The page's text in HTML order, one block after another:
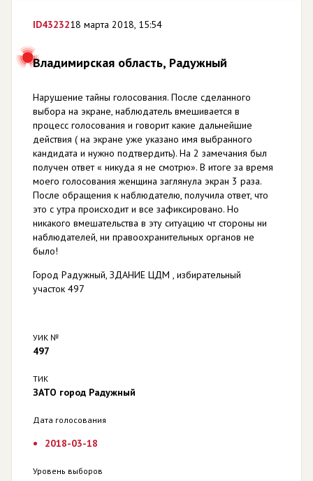
ID4323218 марта 2018, 15:54
Владимирская область, Радужный
Нарушение тайны голосования. После сделанного
выбора на экране, наблюдатель вмешивается в
процесс голосования и говорит какие дальнейшие
действия ( на экране уже указано имя выбранного
кандидата и нужно подтвердить). На 2 замечания был
получен ответ « никуда я не смотрю». В итоге за время
моего голосования женщина заглянула экран 3 раза.
После обращения к наблюдателю, получила ответ, что
это с утра происходит и все зафиксировано. Но
никакого вмешательства в эту ситуацию чт стороны ни
наблюдателей, ни правоохранительных органов не
было!
Город Радужный, ЗДАНИЕ ЦДМ , избирательный
участок 497
УИК №
497
ТИК
ЗАТО город Радужный
Дата голосования
2018-03-18
Уровень выборов